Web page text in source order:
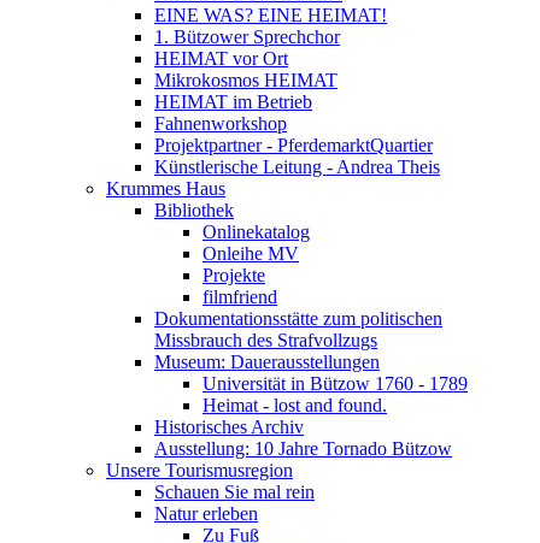
EINE WAS? EINE HEIMAT!
1. Bützower Sprechchor
HEIMAT vor Ort
Mikrokosmos HEIMAT
HEIMAT im Betrieb
Fahnenworkshop
Projektpartner - PferdemarktQuartier
Künstlerische Leitung - Andrea Theis
Krummes Haus
Bibliothek
Onlinekatalog
Onleihe MV
Projekte
filmfriend
Dokumentationsstätte zum politischen
Missbrauch des Strafvollzugs
Museum: Dauerausstellungen
Universität in Bützow 1760 - 1789
Heimat - lost and found.
Historisches Archiv
Ausstellung: 10 Jahre Tornado Bützow
Unsere Tourismusregion
Schauen Sie mal rein
Natur erleben
Zu Fuß